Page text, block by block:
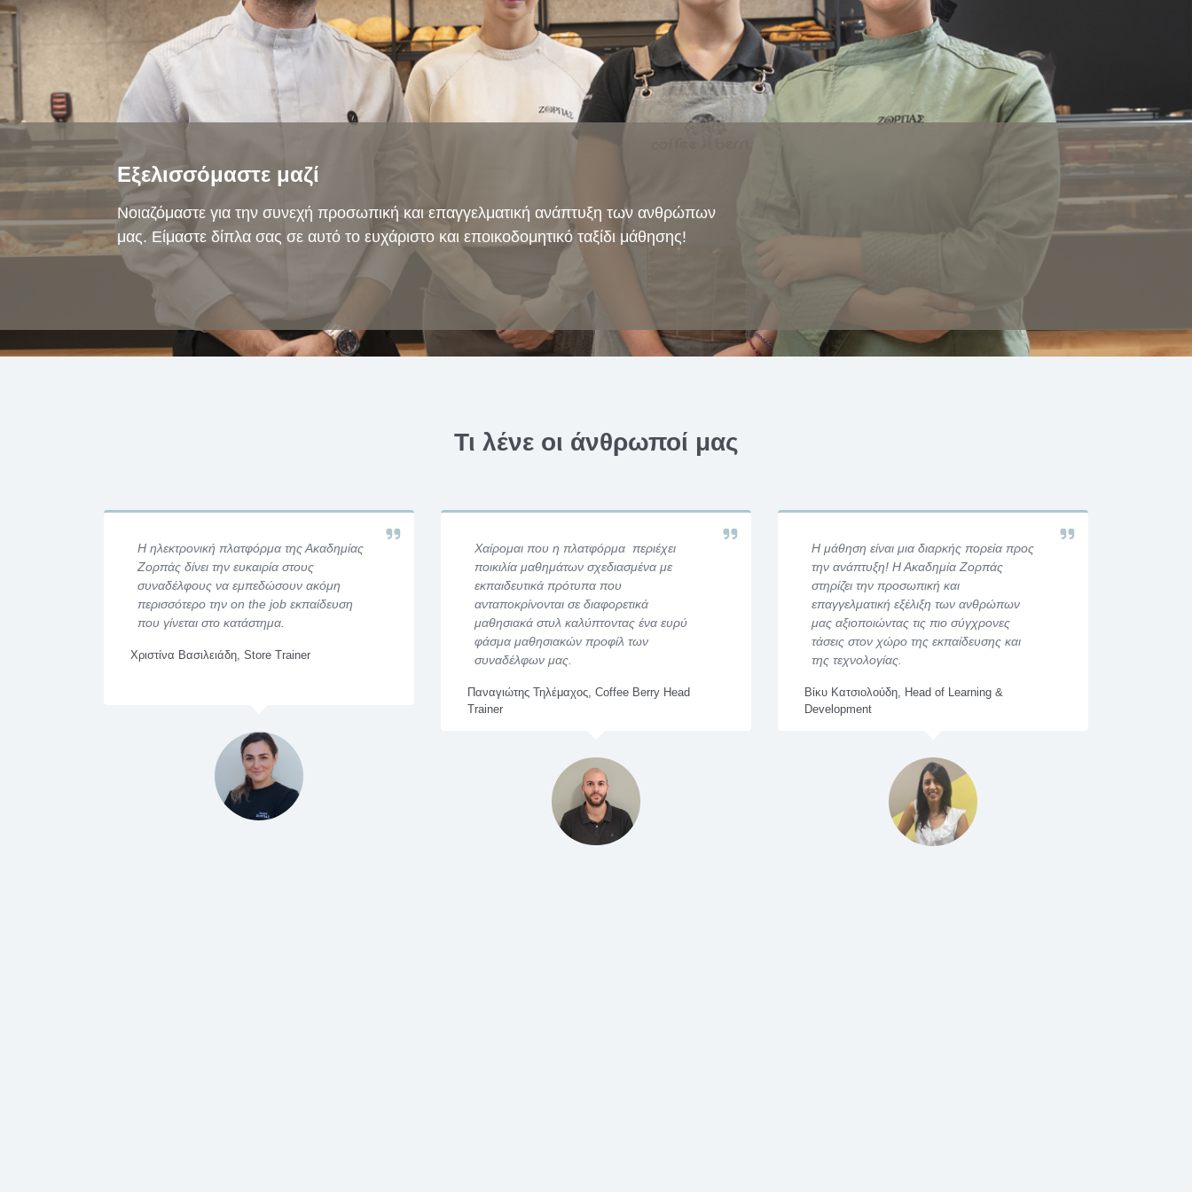
Εξελισσόμαστε μαζί
Νοιαζόμαστε για την συνεχή προσωπική και επαγγελματική ανάπτυξη των ανθρώπων
μας. Είμαστε δίπλα σας σε αυτό το ευχάριστο και εποικοδομητικό ταξίδι μάθησης!
Τι λένε οι άνθρωποί μας
Η ηλεκτρονική πλατφόρμα της Ακαδημίας
Ζορπάς δίνει την ευκαιρία στους
συναδέλφους να εμπεδώσουν ακόμη
περισσότερο την on the job εκπαίδευση
που γίνεται στο κατάστημα.
Χριστίνα Βασιλειάδη, Store Trainer
Χαίρομαι που η πλατφόρμα περιέχει
ποικιλία μαθημάτων σχεδιασμένα με
εκπαιδευτικά πρότυπα που
ανταποκρίνονται σε διαφορετικά
μαθησιακά στυλ καλύπτοντας ένα ευρύ
φάσμα μαθησιακών προφίλ των
συναδέλφων μας.
Παναγιώτης Τηλέμαχος, Coffee Berry Head
Trainer
Η μάθηση είναι μια διαρκής πορεία προς
την ανάπτυξη! Η Ακαδημία Ζορπάς
στηρίζει την προσωπική και
επαγγελματική εξέλιξη των ανθρώπων
μας αξιοποιώντας τις πιο σύγχρονες
τάσεις στον χώρο της εκπαίδευσης και
της τεχνολογίας.
Βίκυ Κατσιολούδη, Head of Learning &
Development